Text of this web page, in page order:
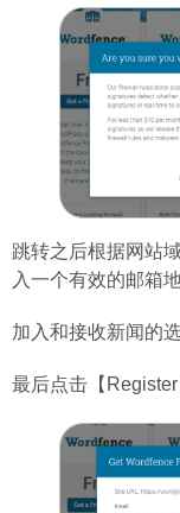
跳转之后根据网站
入一个有效的邮箱
加入和接收新闻的
最后点击【Register